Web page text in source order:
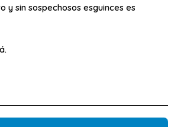
y sin sospechosos esguinces es